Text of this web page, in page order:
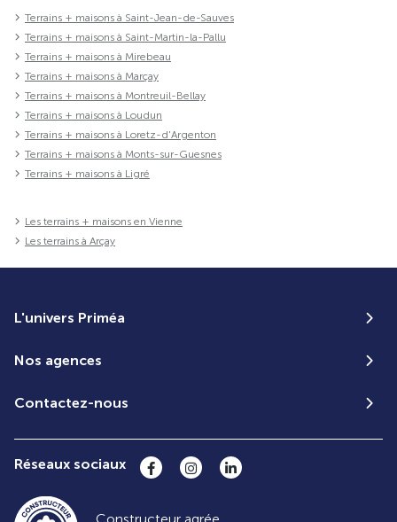
Terrains + maisons à Saint-Jean-de-Sauves
Terrains + maisons à Saint-Martin-la-Pallu
Terrains + maisons à Mirebeau
Terrains + maisons à Marçay
Terrains + maisons à Montreuil-Bellay
Terrains + maisons à Loudun
Terrains + maisons à Loretz-d'Argenton
Terrains + maisons à Monts-sur-Guesnes
Terrains + maisons à Ligré
Les terrains + maisons en Vienne
Les terrains à Arçay
L'univers Priméa
Nos agences
Contactez-nous
Réseaux sociaux
Constructeur agrée